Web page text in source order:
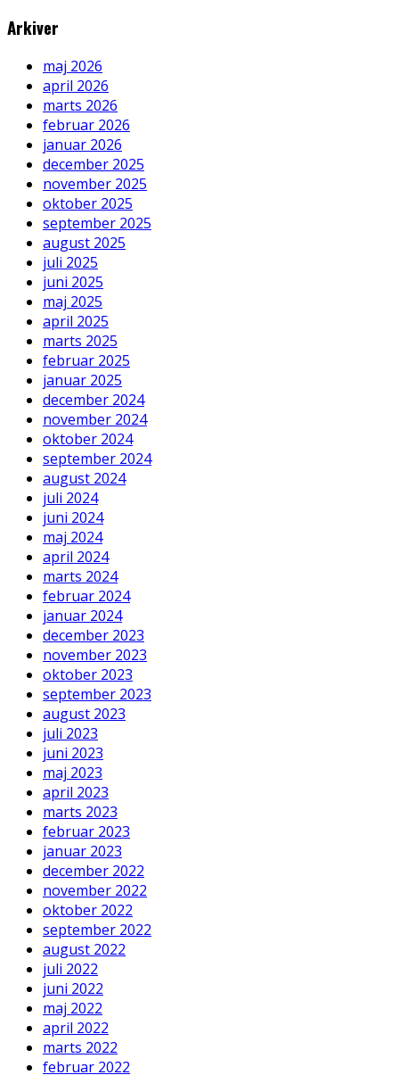
Arkiver
maj 2026
april 2026
marts 2026
februar 2026
januar 2026
december 2025
november 2025
oktober 2025
september 2025
august 2025
juli 2025
juni 2025
maj 2025
april 2025
marts 2025
februar 2025
januar 2025
december 2024
november 2024
oktober 2024
september 2024
august 2024
juli 2024
juni 2024
maj 2024
april 2024
marts 2024
februar 2024
januar 2024
december 2023
november 2023
oktober 2023
september 2023
august 2023
juli 2023
juni 2023
maj 2023
april 2023
marts 2023
februar 2023
januar 2023
december 2022
november 2022
oktober 2022
september 2022
august 2022
juli 2022
juni 2022
maj 2022
april 2022
marts 2022
februar 2022